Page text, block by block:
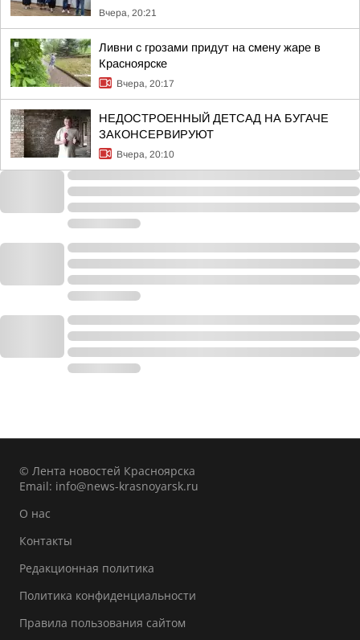
Вчера, 20:21
Ливни с грозами придут на смену жаре в
Красноярске
Вчера, 20:17
НЕДОСТРОЕННЫЙ ДЕТСАД НА БУГАЧЕ
ЗАКОНСЕРВИРУЮТ
Вчера, 20:10
© Лента новостей Красноярска
Email: info@news-krasnoyarsk.ru
О нас
Контакты
Редакционная политика
Политика конфиденциальности
Правила пользования сайтом